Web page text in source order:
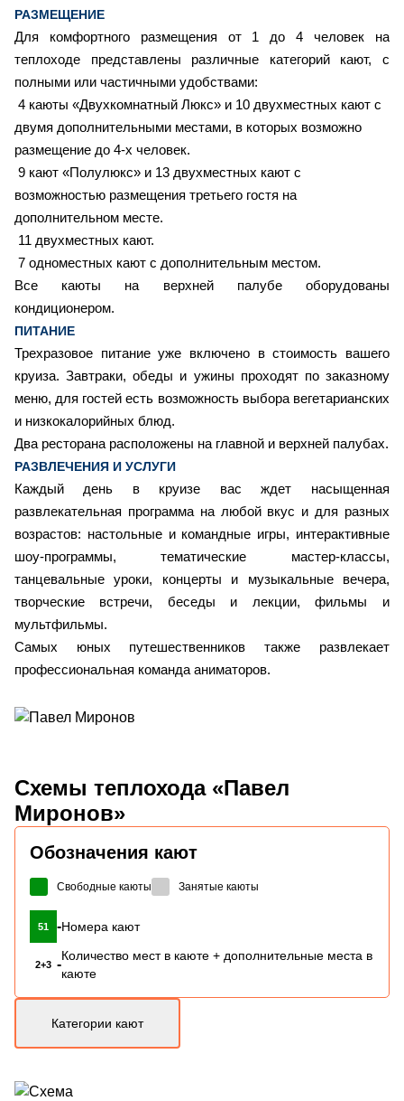
РАЗМЕЩЕНИЕ
Для комфортного размещения от 1 до 4 человек на
теплоходе представлены различные категорий кают, с
полными или частичными удобствами:
4 каюты «Двухкомнатный Люкс» и 10 двухместных кают с
двумя дополнительными местами, в которых возможно
размещение до 4-х человек.
9 кают «Полулюкс» и 13 двухместных кают с
возможностью размещения третьего гостя на
дополнительном месте.
11 двухместных кают.
7 одноместных кают с дополнительным местом.
Все каюты на верхней палубе оборудованы
кондиционером.
ПИТАНИЕ
Трехразовое питание уже включено в стоимость вашего
круиза. Завтраки, обеды и ужины проходят по заказному
меню, для гостей есть возможность выбора вегетарианских
и низкокалорийных блюд.
Два ресторана расположены на главной и верхней палубах.
РАЗВЛЕЧЕНИЯ И УСЛУГИ
Каждый день в круизе вас ждет насыщенная
развлекательная программа на любой вкус и для разных
возрастов: настольные и командные игры, интерактивные
шоу-программы, тематические мастер-классы,
танцевальные уроки, концерты и музыкальные вечера,
творческие встречи, беседы и лекции, фильмы и
мультфильмы.
Самых юных путешественников также развлекает
профессиональная команда аниматоров.
Схемы теплохода «Павел
Миронов»
Обозначения кают
Свободные каюты Занятые каюты
51 -Номера кают
2+3 -
Количество мест в каюте + дополнительные места в
каюте
Категории кают